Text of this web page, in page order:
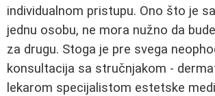
individualnom pristupu. Ono što je
jednu osobu, ne mora nužno da
za drugu. Stoga je pre svega
konsultacija sa stručnjakom -
lekarom specijalistom estetske